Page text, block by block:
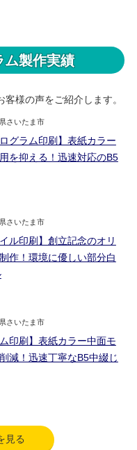
ム製作実績
様の声をご紹介します。
さいたま市
グラム印刷】表紙カラー
を抑える！迅速対応のB5
さいたま市
ル印刷】創立記念のオリ
作！環境に優しい部分白
さいたま市
印刷】表紙カラー中面モ
減！迅速丁寧なB5中綴じ
見る